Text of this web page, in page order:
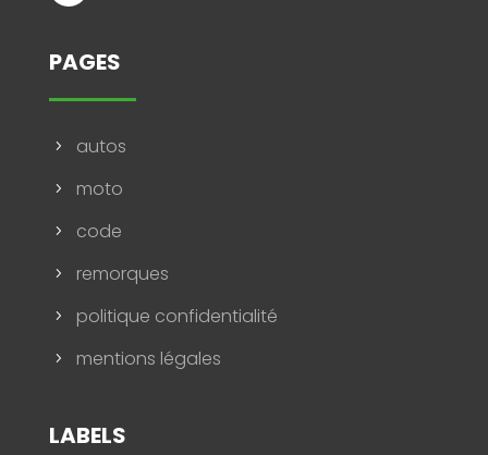
PAGES
5 autos
5 moto
5 code
5 remorques
5 politique confidentialité
5 mentions légales
LABELS